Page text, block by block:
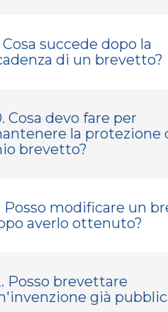
Cosa succede dopo la
di un brevetto?
Cosa devo fare per
la protezione
brevetto?
Posso modificare un
averlo ottenuto?
Posso brevettare
già